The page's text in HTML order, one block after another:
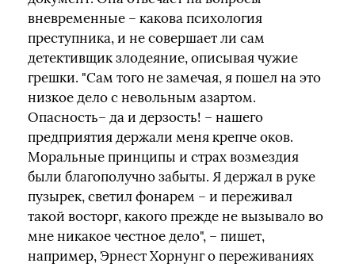
вневременные – какова психология
преступника, и не совершает ли сам
детективщик злодеяние, описывая чужие
грешки. "Сам того не замечая, я пошел на это
низкое дело с невольным азартом.
Опасность– да и дерзость! – нашего
предприятия держали меня крепче оков.
Моральные принципы и страх возмездия
были благополучно забыты. Я держал в руке
пузырек, светил фонарем – и переживал
такой восторг, какого прежде не вызывало во
мне никакое честное дело", – пишет,
например, Эрнест Хорнунг о переживаниях